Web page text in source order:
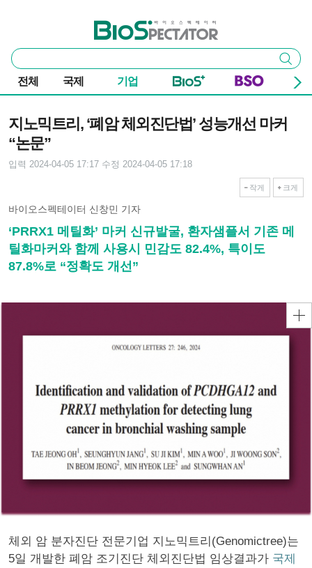
바이오스펙테이터
통
합
검
색
검색
전체 국제 기업
지노믹트리, ‘폐암 체외진단법’ 성능개선 마커
“논문”
입력 2024-04-05 17:17 수정 2024-04-05 17:18
작게 크게
바이오스펙테이터 신창민 기자
‘PRRX1 메틸화’ 마커 신규발굴, 환자샘플서 기존 메
틸화마커와 함께 사용시 민감도 82.4%, 특이도
87.8%로 “정확도 개선”
체외 암 분자진단 전문기업 지노믹트리(Genomictree)는
5일 개발한 폐암 조기진단 체외진단법 임상결과가 국제